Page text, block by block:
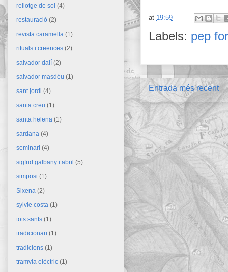
at 19:59
Labels: pep
Entrada més recent
rellotge de sol (4)
restauració (2)
revista caramella (1)
rituals i creences (2)
salvador dalí (2)
salvador masdéu (1)
sant jordi (4)
santa creu (1)
santa helena (1)
sardana (4)
seminari (4)
sigfrid galbany i abril (5)
simposi (1)
Sixena (2)
sylvie costa (1)
tots sants (1)
tradicionari (1)
tradicions (1)
tramvia elèctric (1)